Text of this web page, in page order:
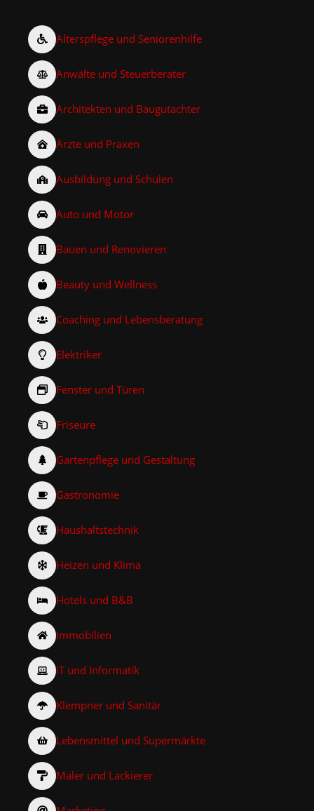
Alterspflege und Seniorenhilfe
Anwälte und Steuerberater
Architekten und Baugutachter
Ärzte und Praxen
Ausbildung und Schulen
Auto und Motor
Bauen und Renovieren
Beauty und Wellness
Coaching und Lebensberatung
Elektriker
Fenster und Türen
Friseure
Gartenpflege und Gestaltung
Gastronomie
Haushaltstechnik
Heizen und Klima
Hotels und B&B
Immobilien
IT und Informatik
Klempner und Sanitär
Lebensmittel und Supermärkte
Maler und Lackierer